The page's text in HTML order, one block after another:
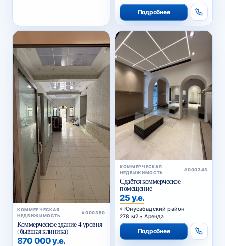
Подробнее
КОММЕРЧЕСКАЯ
НЕДВИЖИМОСТЬ
#000350
Коммерческое здание 4 уровня
(бывшая клиника)
870 000 у.е.
КОММЕРЧЕСКАЯ
НЕДВИЖИМОСТЬ
#000343
Сдаётся коммерческое
помещение
25 у.е.
Юнусабадский район
278 м2 • Аренда
Подробнее